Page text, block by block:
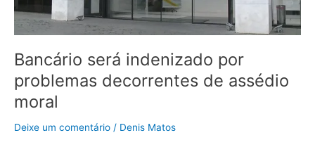
Bancário será indenizado por
problemas decorrentes de assédio
moral
Deixe um comentário / Denis Matos